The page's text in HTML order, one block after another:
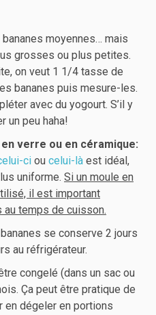
moyennes… mais
grosses ou plus petites.
on veut 1 1/4 tasse de
bananes puis mesure-les.
avec du yogourt. S’il y
un peu haha!
verre ou en céramique:
ci ou celui-là est idéal,
uniforme. Si un moule en
il est important
au temps de cuisson.
se conserve 2 jours
au réfrigérateur.
congelé (dans un sac ou
Ça peut être pratique de
en dégeler en portions